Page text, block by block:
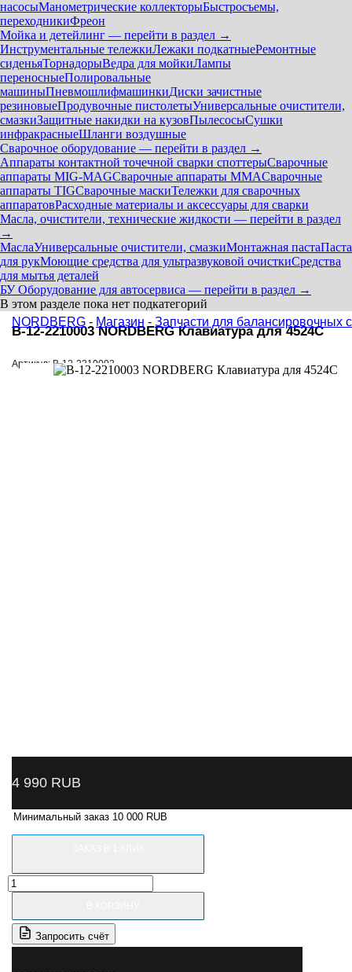
насосыМанометрические коллекторыБыстросъемы,
переходникиФреон
Мойка и детейлинг — перейти в раздел →
Инструментальные тележкиЛежаки подкатныеРемонтные
сиденьяТорнадорыВедра для мойкиЛампы
переносныеПолировальные
машиныПневмошлифмашинкиДиски зачистные
резиновыеПродувочные пистолетыУниверсальные очистители,
смазкиЗащитные накидки на кузовПылесосыСушки
инфракрасныеШланги воздушные
Сварочное оборудование — перейти в раздел →
Аппараты контактной точечной сварки cпоттерыСварочные
аппараты MIG-MAGСварочные аппараты MMAСварочные
аппараты TIGСварочные маскиТележки для сварочных
аппаратовРасходные материалы и аксессуары для сварки
Масла, очистители, технические жидкости — перейти в раздел
→
МаслаУниверсальные очистители, смазкиМонтажная пастаПаста
для рукМоющие средства для ультразвуковой очисткиСредства
для мытья деталей
БУ Оборудование для автосервиса — перейти в раздел →
В этом разделе пока нет подкатегорий
NORDBERG - Магазин - Запчасти для балансировочных
B-12-2210003 NORDBERG Клавиатура для 4524C
Артикул: B-12-2210003
4 990 RUB
Минимальный заказ 10 000 RUB
Количество
товара
12-
2210003Запросить счёт